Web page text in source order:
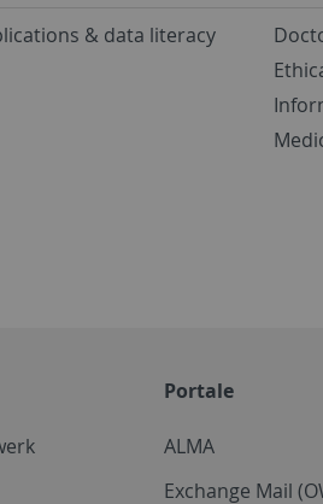
& data literacy
Portale
ALMA
Exchange Mail